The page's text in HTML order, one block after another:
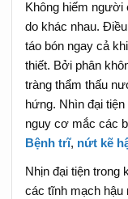
Không hiếm người
do khác nhau.
táo bón ngay cả
thiết. Bởi phân
tràng thẩm thấu
hứng. Nhìn đại
nguy cơ mắc các
Bệnh trĩ, nứt kẽ
Nhịn đại tiện trong
các tĩnh mạch